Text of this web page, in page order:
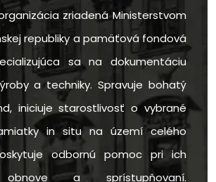
zriadená Ministerstvom
republiky a pamäťová fondová
sa na dokumentáciu
a techniky. Spravuje bohatý
iniciuje starostlivosť o vybrané
in situ na území celého
odbornú pomoc pri ich
obnove a sprístupňovaní.